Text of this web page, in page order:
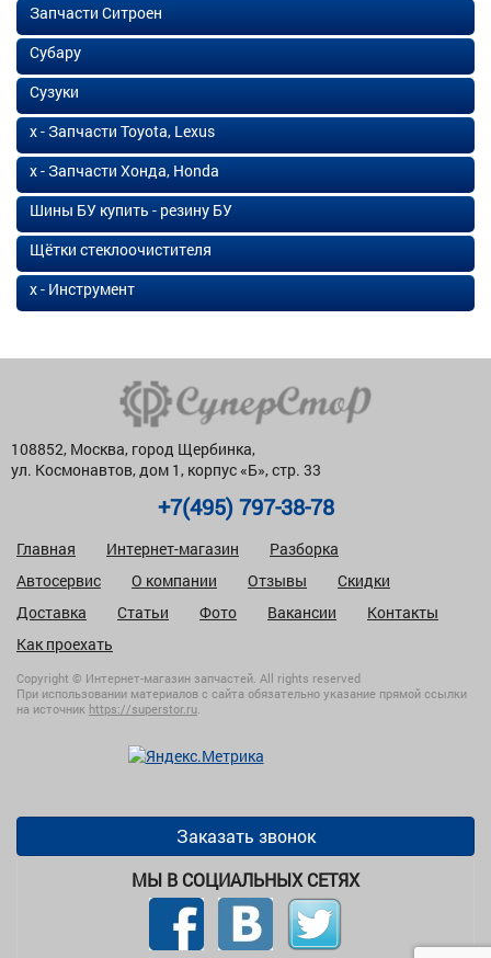
Запчасти Ситроен
Субару
Сузуки
х - Запчасти Toyota, Lexus
х - Запчасти Хонда, Honda
Шины БУ купить - резину БУ
Щётки стеклоочистителя
х - Инструмент
108852, Москва, город Щербинка,
ул. Космонавтов, дом 1, корпус «Б», стр. 33
+7(495) 797-38-78
Главная Интернет-магазин
Разборка
Автосервис
О компании Отзывы
Скидки
Доставка
Статьи Фото Вакансии
Контакты
Как проехать
Copyright © Интернет-магазин запчастей. All rights reserved
При использовании материалов с сайта обязательно указание прямой ссылки
на источник https://superstor.ru.
Заказать звонок
МЫ В СОЦИАЛЬНЫХ СЕТЯХ